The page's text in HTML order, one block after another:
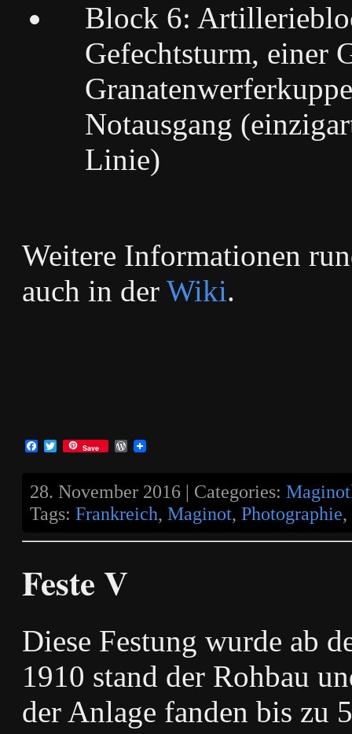
Block 6:
Gefechtsturm, einer
Notausgang
Linie)
Weitere Informationen
auch in der Wiki.
Facebook
TwitterSave WordPress
28. November 2016 | Categories:
Tags: Frankreich, Maginot, Photographie,
Feste V
Diese Festung wurde ab
1910 stand der Rohbau
der Anlage fanden bis zu